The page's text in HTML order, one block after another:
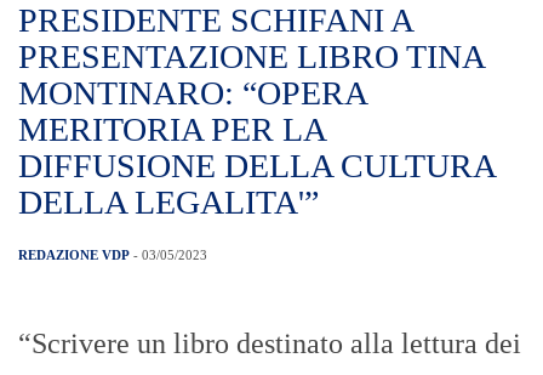
PRESIDENTE SCHIFANI A
PRESENTAZIONE LIBRO TINA
MONTINARO: “OPERA
MERITORIA PER LA
DIFFUSIONE DELLA CULTURA
DELLA LEGALITA'”
REDAZIONE VDP - 03/05/2023
“Scrivere un libro destinato alla lettura dei